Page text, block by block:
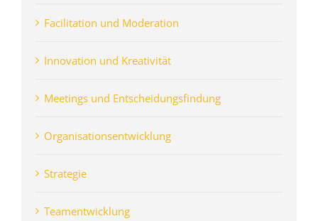
Facilitation und Moderation
Innovation und Kreativität
Meetings und Entscheidungsfindung
Organisationsentwicklung
Strategie
Teamentwicklung